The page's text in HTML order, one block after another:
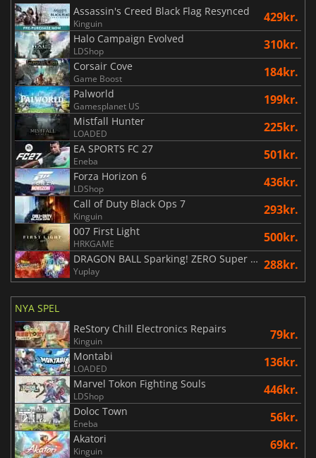
Assassin's Creed Black Flag Resynced
Kinguin 429kr.
Halo Campaign Evolved
LDShop 310kr.
Corsair Cove
Game Boost 184kr.
Palworld
Gamesplanet US 199kr.
Mistfall Hunter
LOADED 225kr.
EA SPORTS FC 27
Eneba 501kr.
Forza Horizon 6
LDShop 436kr.
Call of Duty Black Ops 7
Kinguin 293kr.
007 First Light
HRKGAME 500kr.
DRAGON BALL Sparking! ZERO Super Limit Breaking NEO
Yuplay 288kr.
NYA SPEL
ReStory Chill Electronics Repairs
Kinguin 79kr.
Montabi
LOADED 136kr.
Marvel Tokon Fighting Souls
LDShop 446kr.
Doloc Town
Eneba 56kr.
Akatori
Kinguin 69kr.